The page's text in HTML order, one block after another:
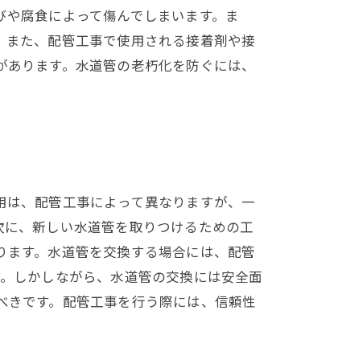
腐食によって傷んでしまいます。ま
た、配管工事で使用される接着剤や接
ります。水道管の老朽化を防ぐには、
、配管工事によって異なりますが、一
、新しい水道管を取りつけるための工
す。水道管を交換する場合には、配管
しかしながら、水道管の交換には安全面
です。配管工事を行う際には、信頼性